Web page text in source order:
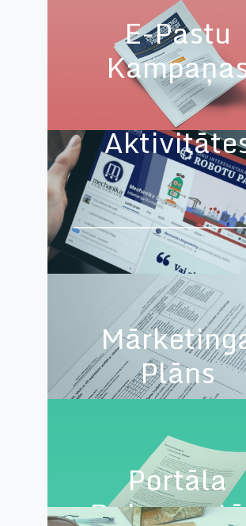
E-Pastu
Facebook
SEKOTĀJI, KURIEM PATĪK
TEHNOLOĢIJAS UN ROBOTI
Plāns
Portāla